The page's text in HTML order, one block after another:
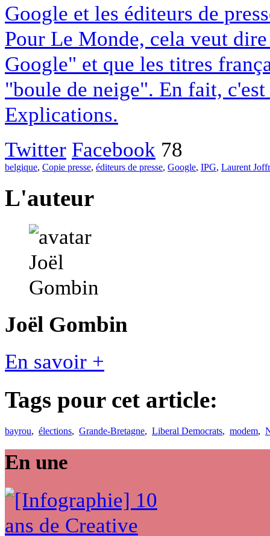
Google et les éditeurs de
Pour Le Monde, cela veut
Google" et que les titres
"boule de neige". En fait,
Explications.
Twitter Facebook 78
belgique, Copie presse, éditeurs de presse, Google, IPG, Laurent
L'auteur
Joël Gombin
En savoir +
Tags pour cet article:
bayrou, élections, Grande-Bretagne, Liberal Democrats, modem,
En une